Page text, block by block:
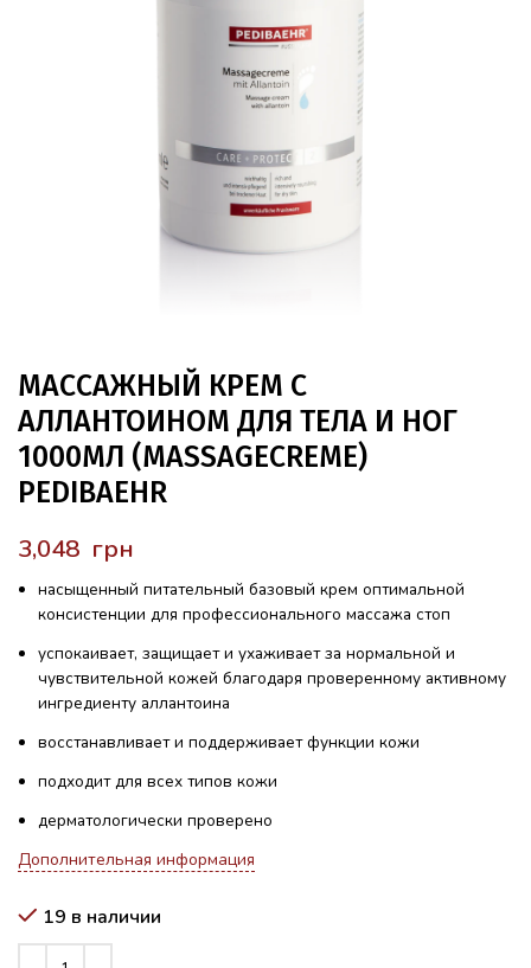
МАССАЖНЫЙ КРЕМ С
АЛЛАНТОИНОМ ДЛЯ ТЕЛА И НОГ
1000МЛ (MASSAGECREME)
PEDIBAEHR
грн
насыщенный питательный базовый крем оптимальной
консистенции для профессионального массажа стоп
успокаивает, защищает и ухаживает за нормальной и
чувствительной кожей благодаря проверенному активному
ингредиенту аллантоина
восстанавливает и поддерживает функции кожи
подходит для всех типов кожи
дерматологически проверено
Дополнительная информация
19 в наличии